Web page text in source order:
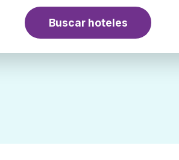
Buscar hoteles